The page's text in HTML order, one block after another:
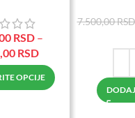
RSD –
RSD
OPCIJE
7.500,00RSD